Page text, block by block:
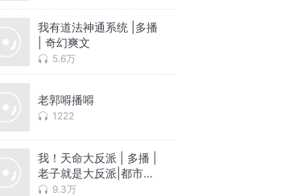
我有道法神通系统 |多播
| 奇幻爽文
5.6万
老郭嘚播嘚
1222
我！天命大反派 | 多播 |
老子就是大反派|都市异
能 9.3万